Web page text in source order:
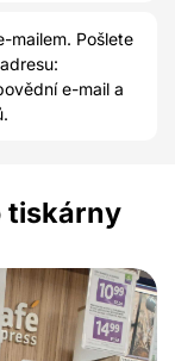
mailem. Pošlete
e-mail a
tiskárny